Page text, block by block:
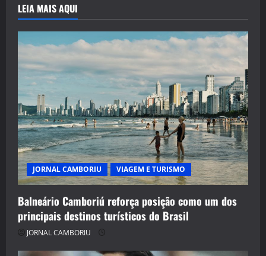
LEIA MAIS AQUI
JORNAL CAMBORIU VIAGEM E TURISMO
Balneário Camboriú reforça posição como um dos
principais destinos turísticos do Brasil
JORNAL CAMBORIU